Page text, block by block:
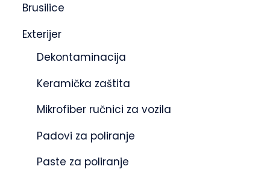
Brusilice
Exterijer
Dekontaminacija
Keramička zaštita
Mikrofiber ručnici za vozila
Padovi za poliranje
Paste za poliranje